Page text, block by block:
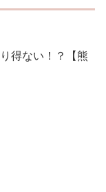
得ない！？【熊